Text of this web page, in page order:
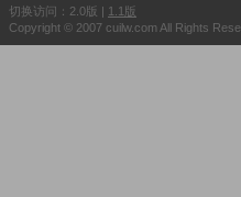
切换访问：2.0版 | 1.1版
Copyright © 2007 cuilw.com All Rights